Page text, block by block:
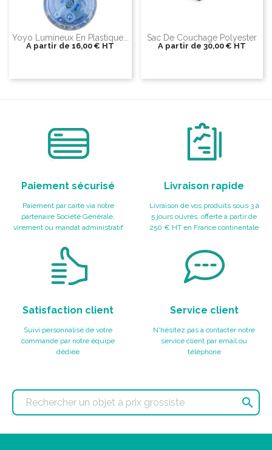
Yoyo Lumineux En Plastique...
A partir de 16,00 € HT
Sac De Couchage Polyester
A partir de 30,00 € HT
Paiement sécurisé
Paiement par carte via notre
partenaire Société Générale,
virement ou mandat administratif
Livraison rapide
Livraison de vos produits sous 3 à
5 jours ouvrés, offerte à partir de
250 € HT en France continentale
Satisfaction client
Suivi personnalisé de votre
commande par notre équipe
dédiée
Service client
N'hésitez pas à contacter notre
service client par email ou
téléphone
